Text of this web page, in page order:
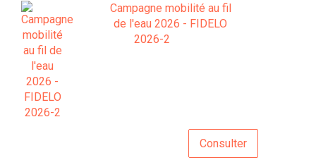
Campagne mobilité au fil
de l'eau 2026 - FIDELO
2026-2
Consulter